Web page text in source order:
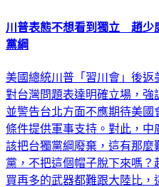
川普表態不想看到獨立 趙少
黨綱
美國總統川普「習川會」後返
對台灣問題表達明確立場，強
並警告台北方面不應期待美
條件提供軍事支持。對此，
該把台獨黨綱廢棄，這有那
黨，不把這個帽子脫下來嗎？
買再多的武器都難跟大陸比